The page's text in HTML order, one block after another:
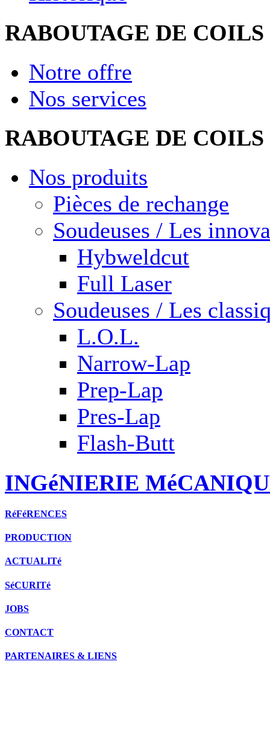
RABOUTAGE DE COILS
Notre offre
Nos services
RABOUTAGE DE COILS
Nos produits
Pièces de rechange
Soudeuses / Les
Hybweldcut
Full Laser
Soudeuses / Les
L.O.L.
Narrow-Lap
Prep-Lap
Pres-Lap
Flash-Butt
INGéNIERIE
RéFéRENCES
PRODUCTION
ACTUALITé
SéCURITé
JOBS
CONTACT
PARTENAIRES & LIENS